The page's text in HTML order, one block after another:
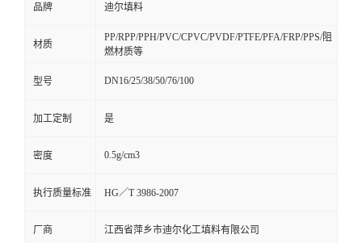
品牌 迪尔填料
材质
PP/RPP/PPH/PVC/CPVC/PVDF/PTFE/PFA/FRP/PPS/阻
燃材质等
型号 DN16/25/38/50/76/100
加工定制 是
密度 0.5g/cm3
执行质量标准 HG／T 3986-2007
厂商 江西省萍乡市迪尔化工填料有限公司